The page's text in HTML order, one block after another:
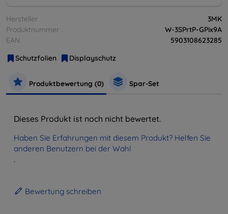
Hersteller
3MK
Produktnummer
W-3SPrtP-GPix9A
EAN
5903108623285
Schutzfolien
Displayschutz
Produktbewertung (0) Spar-Set
Dieses Produkt ist noch nicht bewertet.
Haben Sie Erfahrungen mit diesem Produkt? Helfen Sie
anderen Benutzern bei der Wahl
.
Bewertung schreiben